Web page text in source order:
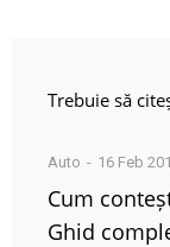
Trebuie să
Auto 16 Feb
Cum
Ghid